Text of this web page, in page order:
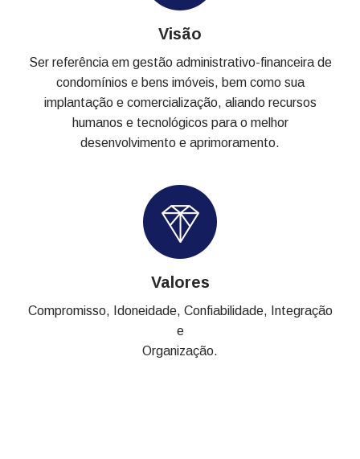
Visão
Ser referência em gestão administrativo-financeira de
condomínios e bens imóveis, bem como sua
implantação e comercialização, aliando recursos
humanos e tecnológicos para o melhor
desenvolvimento e aprimoramento.
Valores
Compromisso, Idoneidade, Confiabilidade, Integração
e
Organização.